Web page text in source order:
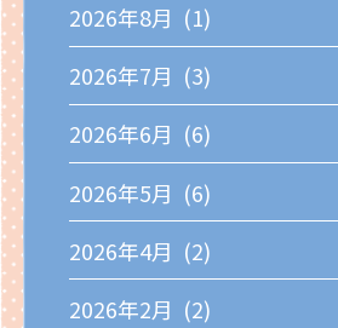
2026年8月 (1)
2026年7月 (3)
2026年6月 (6)
2026年5月 (6)
2026年4月 (2)
2026年2月 (2)